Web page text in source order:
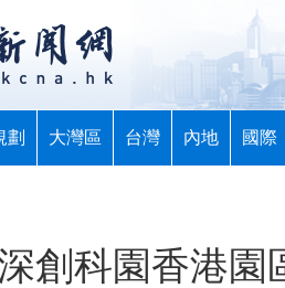
劃 大灣區 台灣 內地 國際
創科園香港園